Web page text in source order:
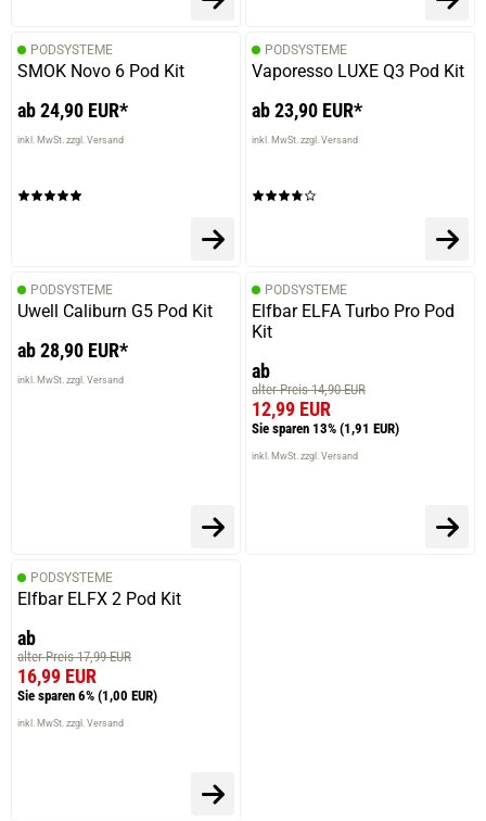
PODSYSTEME
SMOK Novo 6 Pod Kit
ab 24,90 EUR*
inkl. MwSt. zzgl. Versand
PODSYSTEME
Vaporesso LUXE Q3 Pod Kit
ab 23,90 EUR*
inkl. MwSt. zzgl. Versand
PODSYSTEME
Uwell Caliburn G5 Pod Kit
ab 28,90 EUR*
inkl. MwSt. zzgl. Versand
PODSYSTEME
Elfbar ELFA Turbo Pro Pod
Kit
ab
alter Preis 14,90 EUR
12,99 EUR
Sie sparen 13% (1,91 EUR)
inkl. MwSt. zzgl. Versand
PODSYSTEME
Elfbar ELFX 2 Pod Kit
ab
alter Preis 17,99 EUR
16,99 EUR
Sie sparen 6% (1,00 EUR)
inkl. MwSt. zzgl. Versand